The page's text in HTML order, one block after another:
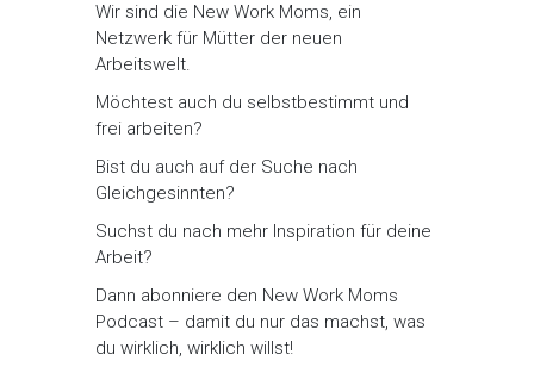
Wir sind die New Work Moms, ein
Netzwerk für Mütter der neuen
Arbeitswelt.
Möchtest auch du selbstbestimmt und
frei arbeiten?
Bist du auch auf der Suche nach
Gleichgesinnten?
Suchst du nach mehr Inspiration für deine
Arbeit?
Dann abonniere den New Work Moms
Podcast – damit du nur das machst, was
du wirklich, wirklich willst!